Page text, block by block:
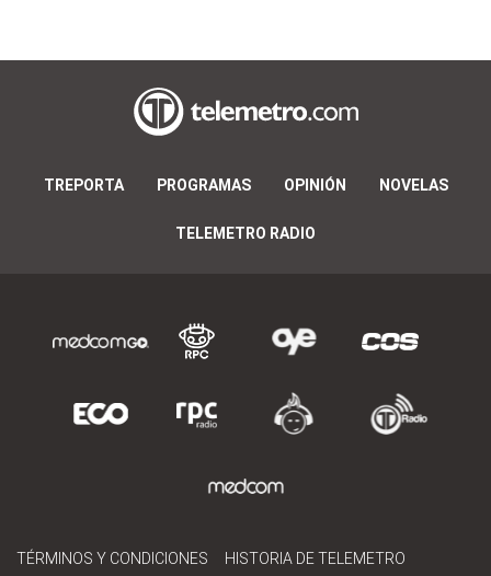
TREPORTA PROGRAMAS OPINIÓN NOVELAS
TELEMETRO RADIO
TÉRMINOS Y CONDICIONES
HISTORIA DE TELEMETRO